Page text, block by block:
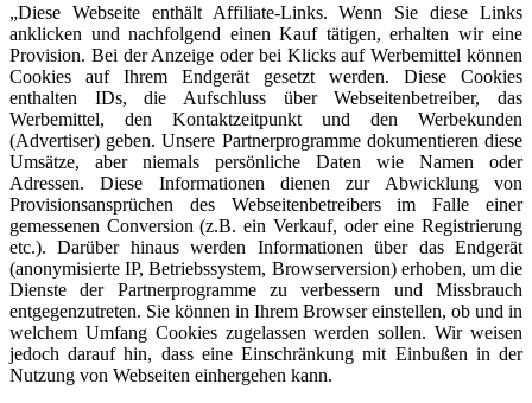
„Diese Webseite enthält Affiliate-Links. Wenn Sie diese Links
anklicken und nachfolgend einen Kauf tätigen, erhalten wir eine
Provision. Bei der Anzeige oder bei Klicks auf Werbemittel können
Cookies auf Ihrem Endgerät gesetzt werden. Diese Cookies
enthalten IDs, die Aufschluss über Webseitenbetreiber, das
Werbemittel, den Kontaktzeitpunkt und den Werbekunden
(Advertiser) geben. Unsere Partnerprogramme dokumentieren diese
Umsätze, aber niemals persönliche Daten wie Namen oder
Adressen. Diese Informationen dienen zur Abwicklung von
Provisionsansprüchen des Webseitenbetreibers im Falle einer
gemessenen Conversion (z.B. ein Verkauf, oder eine Registrierung
etc.). Darüber hinaus werden Informationen über das Endgerät
(anonymisierte IP, Betriebssystem, Browserversion) erhoben, um die
Dienste der Partnerprogramme zu verbessern und Missbrauch
entgegenzutreten. Sie können in Ihrem Browser einstellen, ob und in
welchem Umfang Cookies zugelassen werden sollen. Wir weisen
jedoch darauf hin, dass eine Einschränkung mit Einbußen in der
Nutzung von Webseiten einhergehen kann.